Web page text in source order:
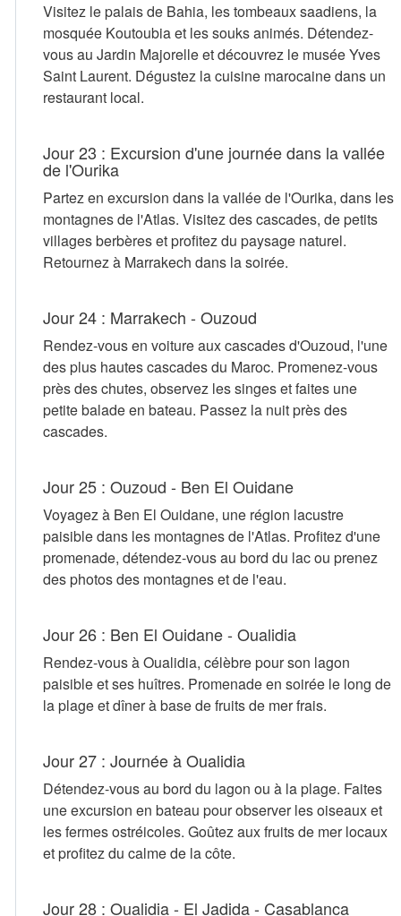
Visitez le palais de Bahia, les tombeaux saadiens, la
mosquée Koutoubia et les souks animés. Détendez-
vous au Jardin Majorelle et découvrez le musée Yves
Saint Laurent. Dégustez la cuisine marocaine dans un
restaurant local.
Jour 23 : Excursion d'une journée dans la vallée
de l'Ourika
Partez en excursion dans la vallée de l'Ourika, dans les
montagnes de l'Atlas. Visitez des cascades, de petits
villages berbères et profitez du paysage naturel.
Retournez à Marrakech dans la soirée.
Jour 24 : Marrakech - Ouzoud
Rendez-vous en voiture aux cascades d'Ouzoud, l'une
des plus hautes cascades du Maroc. Promenez-vous
près des chutes, observez les singes et faites une
petite balade en bateau. Passez la nuit près des
cascades.
Jour 25 : Ouzoud - Ben El Ouidane
Voyagez à Ben El Ouidane, une région lacustre
paisible dans les montagnes de l'Atlas. Profitez d'une
promenade, détendez-vous au bord du lac ou prenez
des photos des montagnes et de l'eau.
Jour 26 : Ben El Ouidane - Oualidia
Rendez-vous à Oualidia, célèbre pour son lagon
paisible et ses huîtres. Promenade en soirée le long de
la plage et dîner à base de fruits de mer frais.
Jour 27 : Journée à Oualidia
Détendez-vous au bord du lagon ou à la plage. Faites
une excursion en bateau pour observer les oiseaux et
les fermes ostréicoles. Goûtez aux fruits de mer locaux
et profitez du calme de la côte.
Jour 28 : Oualidia - El Jadida - Casablanca